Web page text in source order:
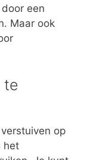
een
Maar ook
te
op
het